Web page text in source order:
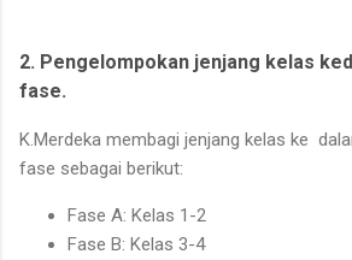
2. Pengelompokan jenjang kelas
fase.
K.Merdeka membagi jenjang kelas ke
fase sebagai berikut:
Fase A: Kelas 1-2
Fase B: Kelas 3-4